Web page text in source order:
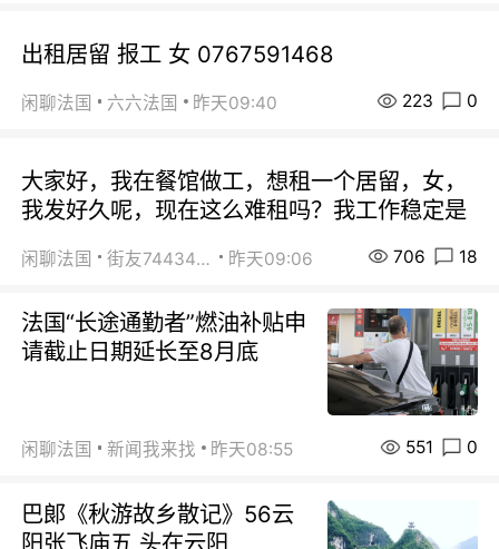
出租居留 报工 女 0767591468
闲聊法国 六六法国 昨天09:40 223 0
大家好，我在餐馆做工，想租一个居留，女，
我发好久呢，现在这么难租吗？我工作稳定是
闲聊法国 街友74434350 昨天09:06 706 18
法国“长途通勤者”燃油补贴申
请截止日期延长至8月底
闲聊法国 新闻我来找 昨天08:55 551 0
巴郞《秋游故乡散记》56云
阳张飞庙五 头在云阳